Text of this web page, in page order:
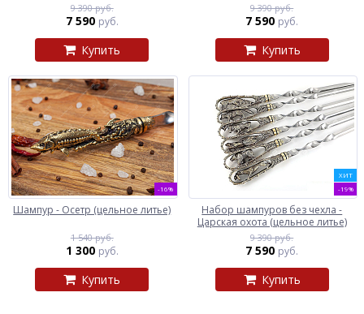
9 390 руб.
7 590 руб.
Купить
9 390 руб.
7 590 руб.
Купить
-16%
Шампур - Осетр (цельное литье)
1 540 руб.
1 300 руб.
Купить
ХИТ
-19%
Набор шампуров без чехла -
Царская охота (цельное литье)
9 390 руб.
7 590 руб.
Купить